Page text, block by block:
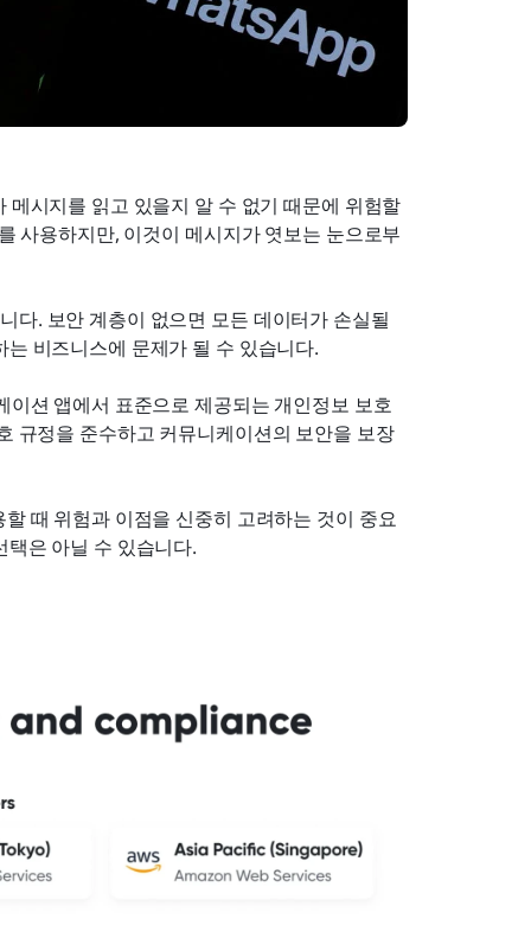
시지를 읽고 있을지 알 수 없기 때문에 위험할
사용하지만, 이것이 메시지가 엿보는 눈으로부
다. 보안 계층이 없으면 모든 데이터가 손실될
비즈니스에 문제가 될 수 있습니다.
션 앱에서 표준으로 제공되는 개인정보 보호
규정을 준수하고 커뮤니케이션의 보안을 보장
때 위험과 이점을 신중히 고려하는 것이 중요
은 아닐 수 있습니다.